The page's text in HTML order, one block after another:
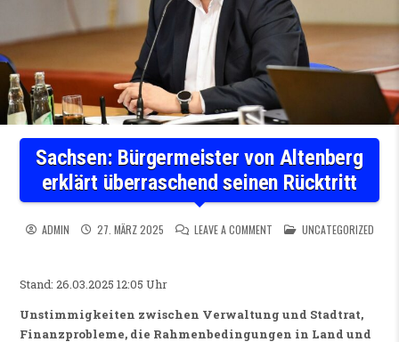
Sachsen: Bürgermeister von Altenberg
erklärt überraschend seinen Rücktritt
ADMIN 27. MÄRZ 2025 LEAVE A COMMENTON SACHSEN:
POSTED IN
UNCATEGORIZED
Stand: 26.03.2025 12:05 Uhr
Unstimmigkeiten zwischen Verwaltung und Stadtrat,
Finanzprobleme, die Rahmenbedingungen in Land und